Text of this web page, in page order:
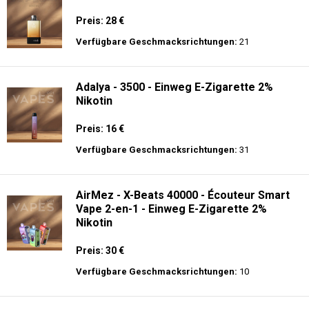
Preis: 28 €
Verfügbare Geschmacksrichtungen: 21
Adalya - 3500 - Einweg E-Zigarette 2%
Nikotin
Preis: 16 €
Verfügbare Geschmacksrichtungen: 31
AirMez - X-Beats 40000 - Écouteur Smart
Vape 2-en-1 - Einweg E-Zigarette 2%
Nikotin
Preis: 30 €
Verfügbare Geschmacksrichtungen: 10